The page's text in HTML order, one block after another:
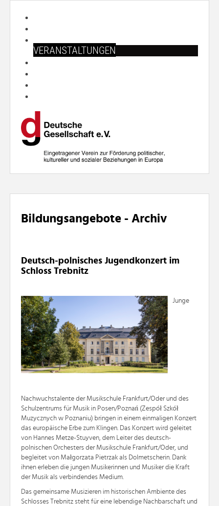
VERANSTALTUNGEN
PUBLIKATIONEN
Bildungsangebote - Archiv
Deutsch-polnisches Jugendkonzert im
Schloss Trebnitz
Junge
Nachwuchstalente der Musikschule Frankfurt/Oder und des
Schulzentrums für Musik in Posen/Poznań (Zespół Szkół
Muzycznych w Poznaniu) bringen in einem einmaligen Konzert
das europäische Erbe zum Klingen. Das Konzert wird geleitet
von Hannes Metze-Stuyven, dem Leiter des deutsch-
polnischen Orchesters der Musikschule Frankfurt/Oder, und
begleitet von Małgorzata Pietrzak als Dolmetscherin. Dank
ihnen erleben die jungen Musikerinnen und Musiker die Kraft
der Musik als verbindendes Medium.
Das gemeinsame Musizieren im historischen Ambiente des
Schlosses Trebnitz steht für eine lebendige Nachbarschaft und